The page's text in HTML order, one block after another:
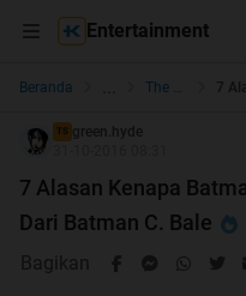
Entertainment
Beranda ... The Lounge
TS green.hyde
7 Alasan Kenapa
Dari Batman C. Bale
Bagikan